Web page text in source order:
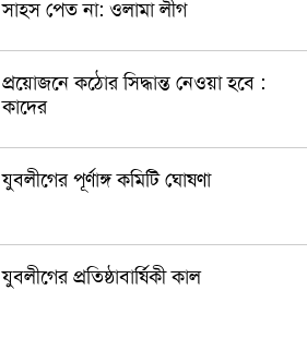
সাহস পেত না: ওলামা লীগ
প্রয়োজনে কঠোর সিদ্ধান্ত নেওয়া হবে :
কাদের
যুবলীগের পূর্ণাঙ্গ কমিটি ঘোষণা
যুবলীগের প্রতিষ্ঠাবার্ষিকী কাল